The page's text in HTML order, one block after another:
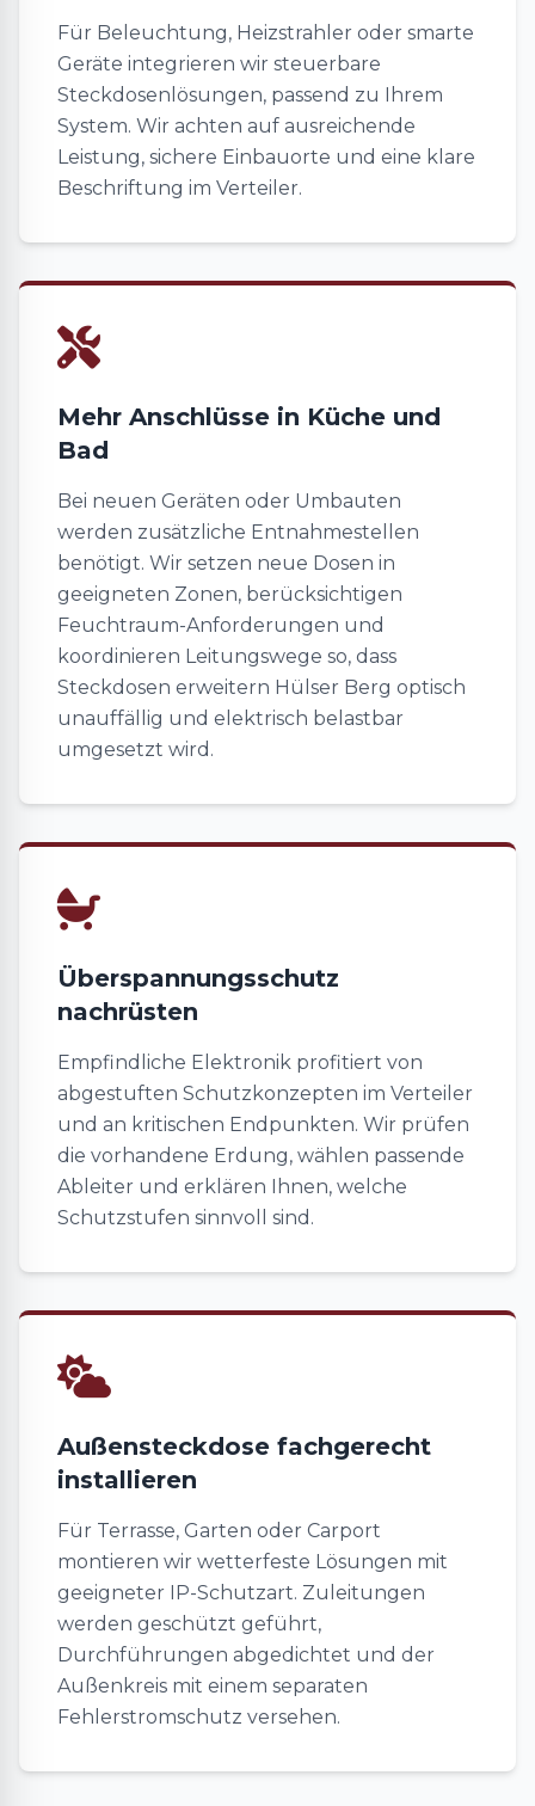
Für Beleuchtung, Heizstrahler oder smarte
Geräte integrieren wir steuerbare
Steckdosenlösungen, passend zu Ihrem
System. Wir achten auf ausreichende
Leistung, sichere Einbauorte und eine klare
Beschriftung im Verteiler.
Mehr Anschlüsse in Küche und
Bad
Bei neuen Geräten oder Umbauten
werden zusätzliche Entnahmestellen
benötigt. Wir setzen neue Dosen in
geeigneten Zonen, berücksichtigen
Feuchtraum-Anforderungen und
koordinieren Leitungswege so, dass
Steckdosen erweitern Hülser Berg optisch
unauffällig und elektrisch belastbar
umgesetzt wird.
Überspannungsschutz
nachrüsten
Empfindliche Elektronik profitiert von
abgestuften Schutzkonzepten im Verteiler
und an kritischen Endpunkten. Wir prüfen
die vorhandene Erdung, wählen passende
Ableiter und erklären Ihnen, welche
Schutzstufen sinnvoll sind.
Außensteckdose fachgerecht
installieren
Für Terrasse, Garten oder Carport
montieren wir wetterfeste Lösungen mit
geeigneter IP-Schutzart. Zuleitungen
werden geschützt geführt,
Durchführungen abgedichtet und der
Außenkreis mit einem separaten
Fehlerstromschutz versehen.